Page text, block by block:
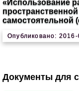
«Использование
самостоятельной
Опубликовано:
Документы для